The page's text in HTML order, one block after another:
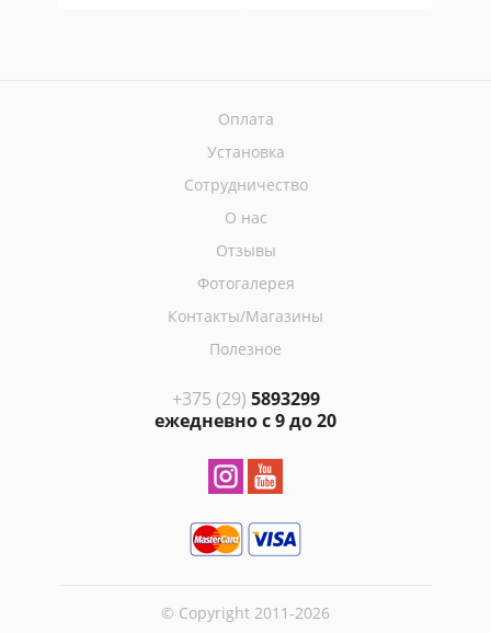
Оплата
Установка
Сотрудничество
О нас
Отзывы
Фотогалерея
Контакты/Магазины
Полезное
+375 (29) 5893299
ежедневно с 9 до 20
© Copyright 2011-2026